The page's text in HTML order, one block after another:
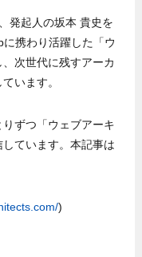
発起人の坂本 貴史を
携わり活躍した「ウ
次世代に残すアーカ
います。
ずつ「ウェブアーキ
ています。本記事は
)